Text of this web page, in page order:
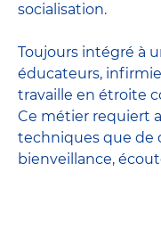
socialisation.
Toujours intégré à
éducateurs,
travaille en étroite
Ce métier requiert
techniques que de
bienveillance,